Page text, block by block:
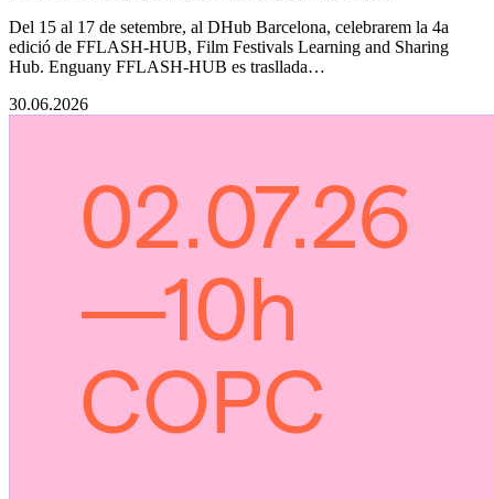
Del 15 al 17 de setembre, al DHub Barcelona, celebrarem la 4a
edició de FFLASH-HUB, Film Festivals Learning and Sharing
Hub. Enguany FFLASH-HUB es trasllada…
30.06.2026